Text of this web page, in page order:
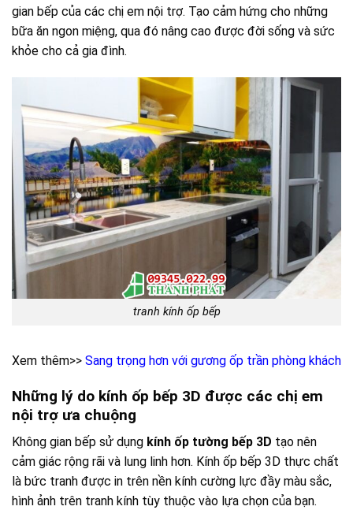
gian bếp của các chị em nội trợ. Tạo cảm hứng cho những
bữa ăn ngon miệng, qua đó nâng cao được đời sống và sức
khỏe cho cả gia đình.
tranh kính ốp bếp
Xem thêm>> Sang trọng hơn với gương ốp trần phòng khách
Những lý do kính ốp bếp 3D được các chị em
nội trợ ưa chuộng
Không gian bếp sử dụng kính ốp tường bếp 3D tạo nên
cảm giác rộng rãi và lung linh hơn. Kính ốp bếp 3D thực chất
là bức tranh được in trên nền kính cường lực đầy màu sắc,
hình ảnh trên tranh kính tùy thuộc vào lựa chọn của bạn.